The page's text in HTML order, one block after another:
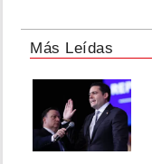
Más Leídas